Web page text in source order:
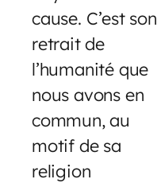
cause. C’est son
retrait de
l’humanité que
nous avons en
commun, au
motif de sa
religion